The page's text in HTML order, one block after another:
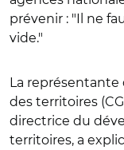
prévenir : "Il ne
vide."
La représentante
des territoires
directrice du
territoires, a